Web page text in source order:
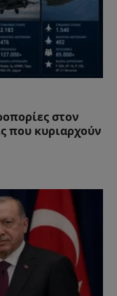
στον
που κυριαρχούν